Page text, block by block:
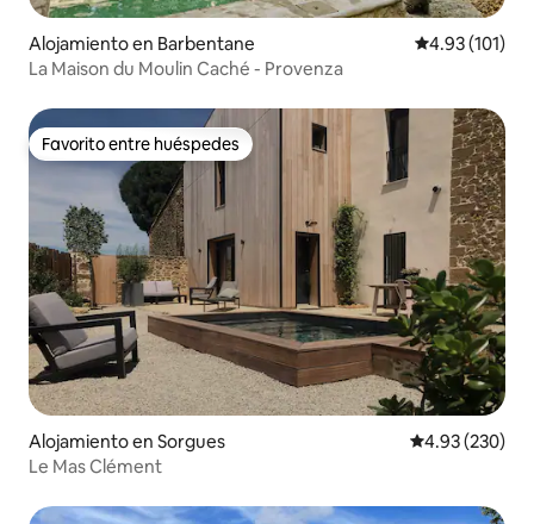
Alojamiento en Barbentane Calificación
4.93 (101)
La Maison du Moulin Caché - Provenza
Favorito entre huéspedes
Favorito entre huéspedes
Alojamiento en Sorgues Calificación
4.93 (230)
Le Mas Clément